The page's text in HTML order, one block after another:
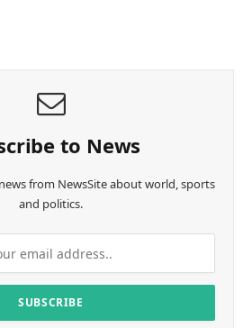
to News
from NewsSite about world, sports
and politics.